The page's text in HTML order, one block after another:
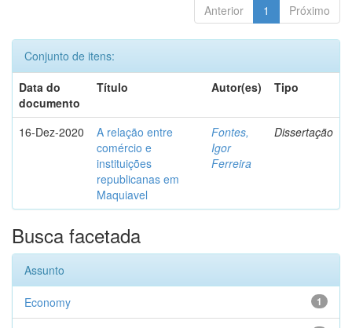
Anterior 1 Próximo
Conjunto de itens:
Data do
documento
Título Autor(es) Tipo
16-Dez-2020
A relação entre
comércio e
instituições
republicanas em
Maquiavel
Fontes,
Igor
Ferreira
Dissertação
Busca facetada
Assunto
1
Economy